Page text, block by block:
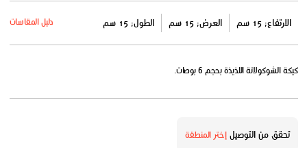
الارتفاع: 15 سم العرض: 15 سم الطول: 15 سم دليل المقاسات
كيكة الشوكولاتة اللذيذة بحجم 6 بوصات.
تحقق من التوصيلإختر المنطقة